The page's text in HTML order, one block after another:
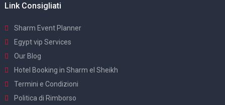
Link Consigliati
Sharm Event Planner
Egypt vip Services
Our Blog
Hotel Booking in Sharm el Sheikh
Termini e Condizioni
Politica di Rimborso